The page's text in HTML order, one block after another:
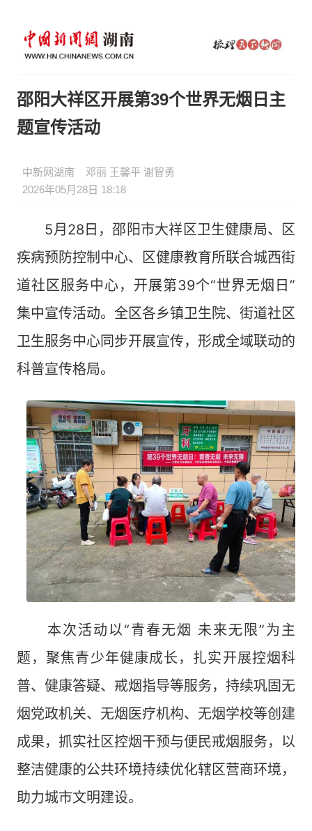
邵阳大祥区开展第39个世界无烟日主
题宣传活动
中新网湖南
邓丽 王馨平 谢智勇
2026年05月28日 18:18
5月28日，邵阳市大祥区卫生健康局、区
疾病预防控制中心、区健康教育所联合城西街
道社区服务中心，开展第39个“世界无烟日”
集中宣传活动。全区各乡镇卫生院、街道社区
卫生服务中心同步开展宣传，形成全域联动的
科普宣传格局。
本次活动以“青春无烟 未来无限”为主
题，聚焦青少年健康成长，扎实开展控烟科
普、健康答疑、戒烟指导等服务，持续巩固无
烟党政机关、无烟医疗机构、无烟学校等创建
成果，抓实社区控烟干预与便民戒烟服务，以
整洁健康的公共环境持续优化辖区营商环境，
助力城市文明建设。